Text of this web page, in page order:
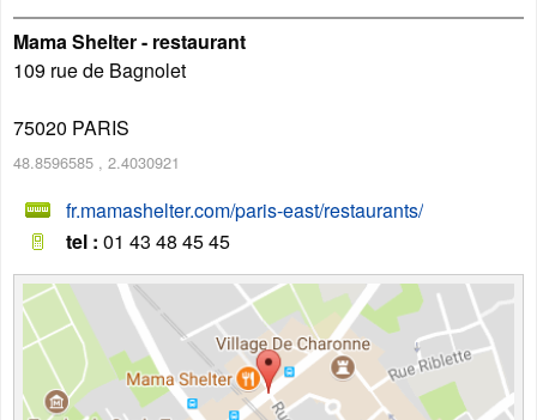
Mama Shelter - restaurant
109 rue de Bagnolet
75020 PARIS
48.8596585 , 2.4030921
fr.mamashelter.com/paris-east/restaurants/
tel : 01 43 48 45 45